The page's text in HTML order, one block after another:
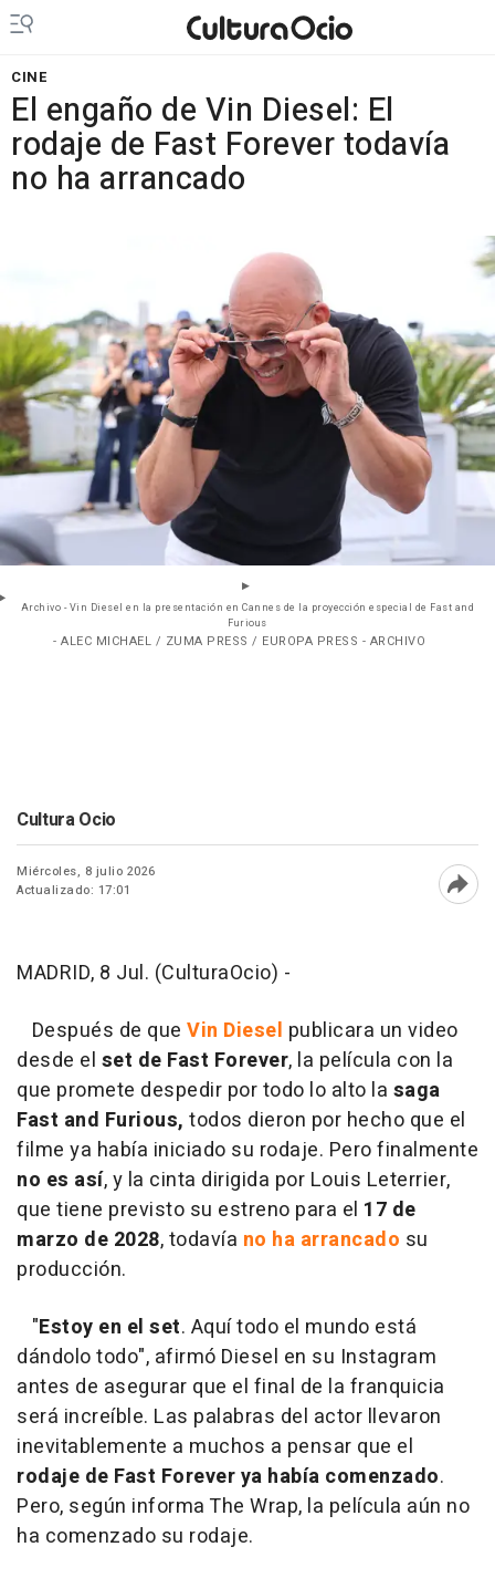
CINE
El engaño de Vin Diesel: El
rodaje de Fast Forever todavía
no ha arrancado
Archivo - Vin Diesel en la presentación en Cannes de la proyección especial de Fast and
Furious
- ALEC MICHAEL / ZUMA PRESS / EUROPA PRESS - ARCHIVO
Cultura Ocio
Miércoles, 8 julio 2026
Actualizado: 17:01
MADRID, 8 Jul. (CulturaOcio) -
Después de que Vin Diesel publicara un video
desde el set de Fast Forever, la película con la
que promete despedir por todo lo alto la saga
Fast and Furious, todos dieron por hecho que el
filme ya había iniciado su rodaje. Pero finalmente
no es así, y la cinta dirigida por Louis Leterrier,
que tiene previsto su estreno para el 17 de
marzo de 2028, todavía no ha arrancado su
producción.
"Estoy en el set. Aquí todo el mundo está
dándolo todo", afirmó Diesel en su Instagram
antes de asegurar que el final de la franquicia
será increíble. Las palabras del actor llevaron
inevitablemente a muchos a pensar que el
rodaje de Fast Forever ya había comenzado.
Pero, según informa The Wrap, la película aún no
ha comenzado su rodaje.